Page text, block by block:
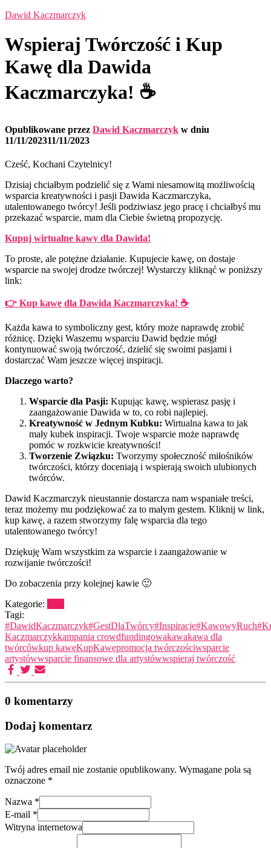
Dawid Kaczmarczyk
Wspieraj Twórczość i Kup
Kawę dla Dawida
Kaczmarczyka! ☕️
Opublikowane przez Dawid Kaczmarczyk w dniu
11/11/202311/11/2023
Cześć, Kochani Czytelnicy!
Dzisiaj chciałbym podzielić się z Wami niesamowitą możliwością
wsparcia kreatywności i pasji Dawida Kaczmarczyka,
utalentowanego twórcy! Jeśli podziwiasz jego pracę i chciałbyś mu
przekazać wsparcie, mam dla Ciebie świetną propozycję.
Kupuj wirtualne kawy dla Dawida!
To proste, ale potężne działanie. Kupujecie kawę, on dostaje
wsparcie na swojej drodze twórczej! Wystarczy kliknąć w poniższy
link:
👉 Kup kawę dla Dawida Kaczmarczyka! ☕️
Każda kawa to symboliczny gest, który może naprawdę zrobić
różnicę. Dzięki Waszemu wsparciu Dawid będzie mógł
kontynuować swoją twórczość, dzielić się swoimi pasjami i
dostarczać Wam jeszcze więcej inspiracji.
Dlaczego warto?
Wsparcie dla Pasji: Kupując kawę, wspierasz pasję i
zaangażowanie Dawida w to, co robi najlepiej.
Kreatywność w Jednym Kubku: Wirtualna kawa to jak
mały kubek inspiracji. Twoje wsparcie może naprawdę
pomóc w rozkwicie kreatywności!
Tworzenie Związku: Tworzymy społeczność miłośników
twórczości, którzy doceniają i wspierają swoich ulubionych
twórców.
Dawid Kaczmarczyk nieustannie dostarcza nam wspaniałe treści,
teraz możemy mu podziękować za to małym gestem. Kliknij w link,
kup kawę, a razem stworzymy falę wsparcia dla tego
utalentowanego twórcy!
Dziękuję Wam wszystkim za wsparcie i zaangażowanie w
rozwijanie twórczości!
Do zobaczenia przy kolejnej kawie 🙂
Kategorie:
Tagi:
#DawidKaczmarczyk#GestDlaTwórcy#Inspiracje#KawowyRuch
Kaczmarczykkampania crowdfundingowakawakawa dla
twórcówkup kawęKupKawępromocja twórczościwsparcie
artystówwsparcie finansowe dla artystówwspieraj twórczość
0 komentarzy
Dodaj komentarz
Twój adres email nie zostanie opublikowany. Wymagane pola są
oznaczone *
Nazwa *
E-mail *
Witryna internetowa